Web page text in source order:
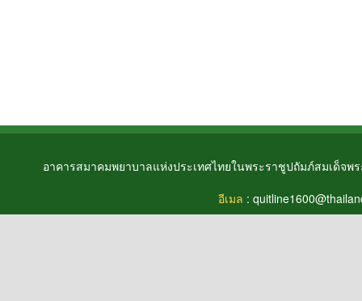
อาคารสมาคมพยาบาลแห่งประเทศไทยในพระราชูปถัมภ์สมเด็จ
อีเมล :